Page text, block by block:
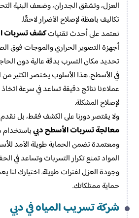
العزل، وتشقق الجدران، وضعف البنية
تكاليف باهظة لإصلاح الأضرار لاحقًا.
نعتمد على أحدث تقنياتكشف تسربات
أجهزة التصوير الحراري والموجات فوق
تحديد مكان التسرب بدقة عالية دون
في الأسطح. هذا الأسلوب يختصر الكثير
عملاءنا نتائج دقيقة تساعد في سرعة اتخاذ
لإصلاح المشكلة.
ولا يقتصر دورنا على الكشف فقط، بل نقدم
معالجة تسربات الأسطح دبيباستخدام
ومعتمدة تضمن الحماية طويلة الأمد
المواد تمنع تكرار التسربات وتساعد في
وجودة العزل لفترات طويلة. اختيارك لنا
حماية ممتلكاتك.
شركة تسريب المياه في دبي